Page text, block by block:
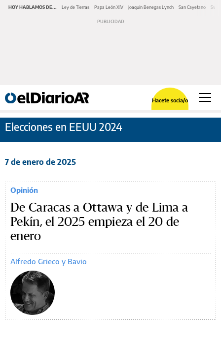
HOY HABLAMOS DE... Ley de Tierras Papa León XIV Joaquín Benegas Lynch San Cayetano
Hacete socia/o
Elecciones en EEUU 2024
7 de enero de 2025
Opinión
De Caracas a Ottawa y de Lima a
Pekín, el 2025 empieza el 20 de
enero
Alfredo Grieco y Bavio